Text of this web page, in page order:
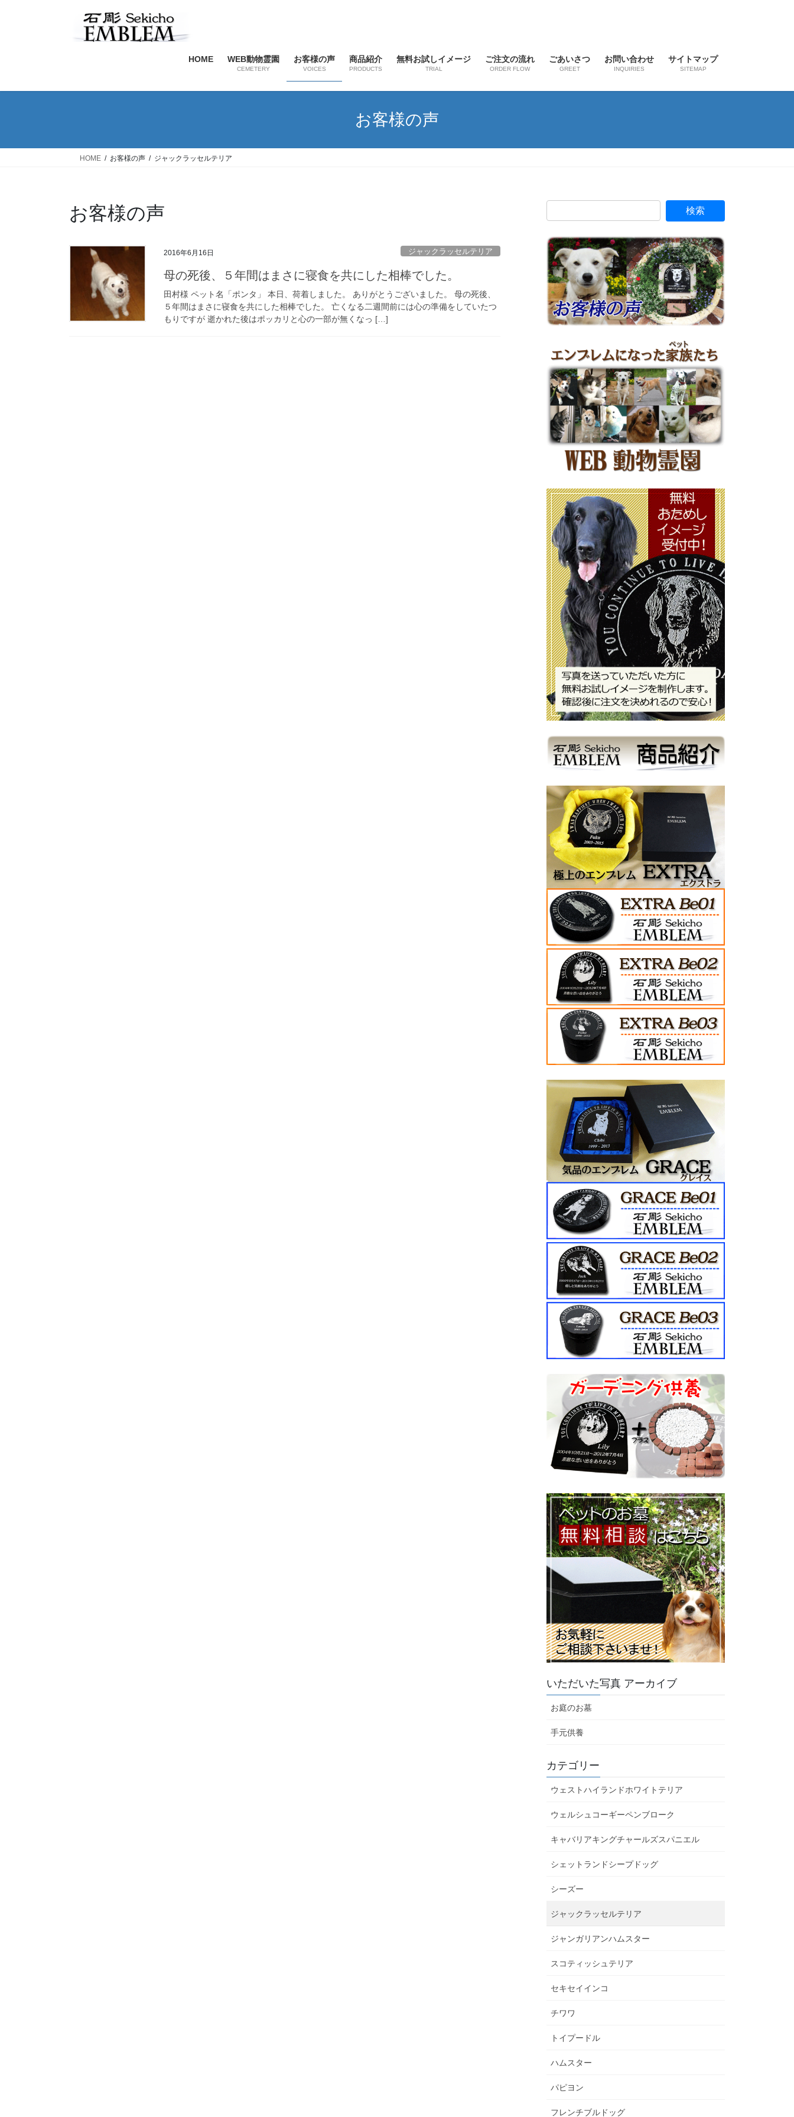
ス
ン
HOME WEB動物霊園
CEMETERY
お客様の声
VOICES
商品紹介
PRODUCTS
無料お試しイメージ
TRIAL
ご注文の流れ
ORDER FLOW
ごあいさつ
GREET
お問い合わせ
INQUIRIES
サイトマップ
SITEMAP
お客様の声
HOME お客様の声 ジャックラッセルテリア
お客様の声
2016年6月16日 ジャックラッセルテリア
母の死後、５年間はまさに寝食を共にした相棒でした。
田村様 ペット名「ポンタ」 本日、荷着しました。 ありがとうございました。 母の死後、
５年間はまさに寝食を共にした相棒でした。 亡くなる二週間前には心の準備をしていたつ
もりですが 逝かれた後はポッカリと心の一部が無くなっ […]
いただいた写真 アーカイブ
お庭のお墓
手元供養
カテゴリー
ウェストハイランドホワイトテリア
ウェルシュコーギーペンブローク
キャバリアキングチャールズスパニエル
シェットランドシープドッグ
シーズー
ジャックラッセルテリア
ジャンガリアンハムスター
スコティッシュテリア
セキセイインコ
チワワ
トイプードル
ハムスター
パピヨン
フレンチブルドッグ